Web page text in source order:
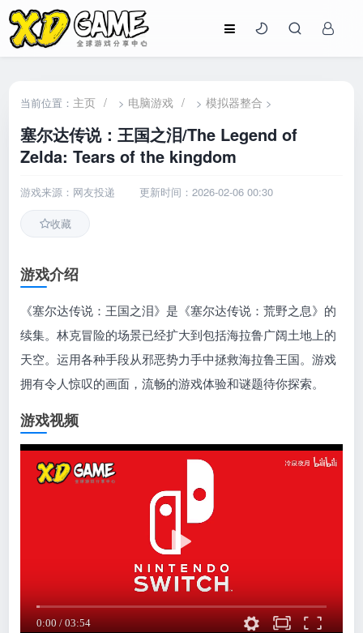
当前位置： 主页 / > 电脑游戏 / >模拟器整合 >
塞尔达传说：王国之泪/The Legend of
Zelda: Tears of the kingdom
游戏来源：网友投递 更新时间：2026-02-06 00:30
收藏
游戏介绍
《塞尔达传说：王国之泪》是《塞尔达传说：荒野之息》的
续集。林克冒险的场景已经扩大到包括海拉鲁广阔土地上的
天空。运用各种手段从邪恶势力手中拯救海拉鲁王国。游戏
拥有令人惊叹的画面，流畅的游戏体验和谜题待你探索。
游戏视频